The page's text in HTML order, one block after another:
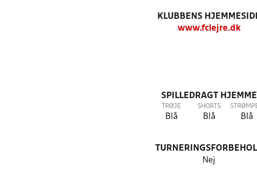
KLUBBENS
www.fclejre.dk
SPILLEDRAGT HJEMME
TRØJE
Blå
SHORTS
Blå Blå
Nej